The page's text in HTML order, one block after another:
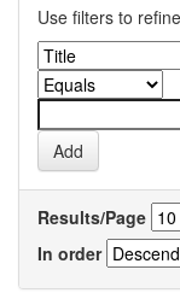
Use filters to
Results/Page
In order